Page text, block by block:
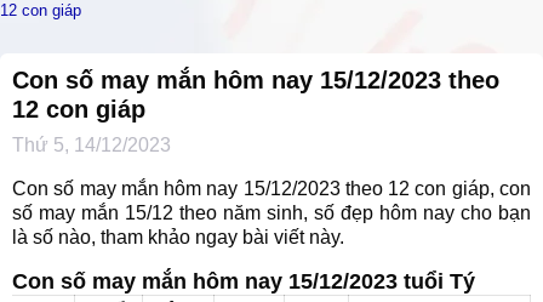
12 con giáp
Con số may mắn hôm nay 15/12/2023 theo
12 con giáp
Thứ 5, 14/12/2023
Con số may mắn hôm nay 15/12/2023 theo 12 con giáp, con
số may mắn 15/12 theo năm sinh, số đẹp hôm nay cho bạn
là số nào, tham khảo ngay bài viết này.
Con số may mắn hôm nay 15/12/2023 tuổi Tý